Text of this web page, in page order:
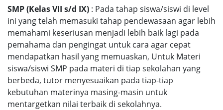
SMP (Kelas VII s/d IX) : Pada tahap siswa/siswi di level
ini yang telah memasuki tahap pendewasaan agar lebih
memahami keseriusan menjadi lebih baik lagi pada
pemahama dan pengingat untuk cara agar cepat
mendapatkan hasil yang memuaskan, Untuk Materi
siswa/siswi SMP pada materi di tiap sekolahan yang
berbeda, tutor menyesuaikan pada tiap-tiap
kebutuhan materinya masing-masin untuk
mentargetkan nilai terbaik di sekolahnya.